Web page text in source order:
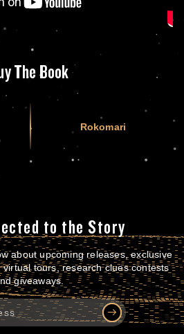
The Book
Rokomari
to the Story
about upcoming releases, exclusive
tours, research clues contests
giveaways.